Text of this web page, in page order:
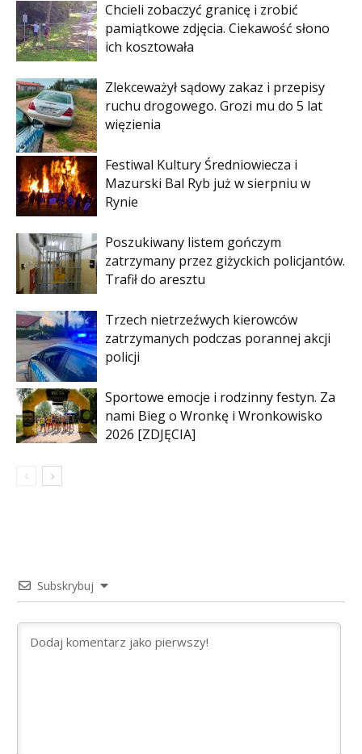
Chcieli zobaczyć granicę i zrobić
pamiątkowe zdjęcia. Ciekawość słono
ich kosztowała
Zlekceważył sądowy zakaz i przepisy
ruchu drogowego. Grozi mu do 5 lat
więzienia
Festiwal Kultury Średniowiecza i
Mazurski Bal Ryb już w sierpniu w
Rynie
Poszukiwany listem gończym
zatrzymany przez giżyckich policjantów.
Trafił do aresztu
Trzech nietrzeźwych kierowców
zatrzymanych podczas porannej akcji
policji
Sportowe emocje i rodzinny festyn. Za
nami Bieg o Wronkę i Wronkowisko
2026 [ZDJĘCIA]
Subskrybuj